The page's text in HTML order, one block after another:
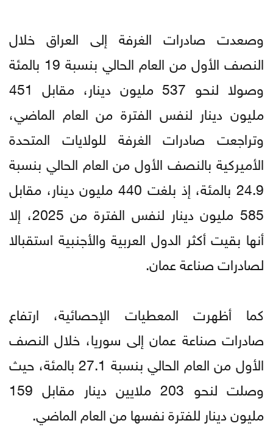
وصعدت صادرات الغرفة إلى العراق خلال
النصف الأول من العام الحالي بنسبة 19 بالمئة
وصولا لنحو 537 مليون دينار، مقابل 451
مليون دينار لنفس الفترة من العام الماضي،
وتراجعت صادرات الغرفة للولايات المتحدة
الأميركية بالنصف الأول من العام الحالي بنسبة
24.9 بالمئة، إذ بلغت 440 مليون دينار، مقابل
585 مليون دينار لنفس الفترة من 2025، إلا
أنها بقيت أكثر الدول العربية والأجنبية استقبالا
لصادرات صناعة عمان.
كما أظهرت المعطيات الإحصائية، ارتفاع
صادرات صناعة عمان إلى سوريا، خلال النصف
الأول من العام الحالي بنسبة 27.1 بالمئة، حيث
وصلت لنحو 203 ملايين دينار مقابل 159
مليون دينار للفترة نفسها من العام الماضي.